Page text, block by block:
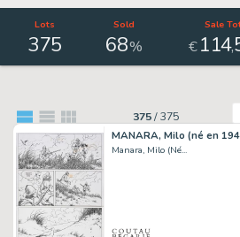
Lots
375
Sold
68%
Sale
€114,
375/375
Manara, Milo (Né...